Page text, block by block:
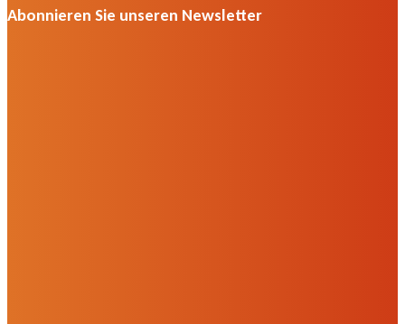
Abonnieren Sie unseren Newsletter